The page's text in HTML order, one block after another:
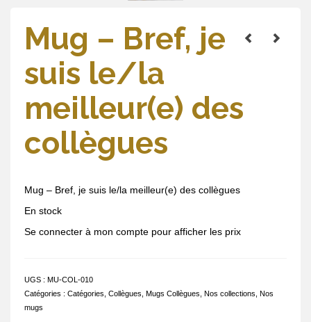
Mug – Bref, je
suis le/la
meilleur(e) des
collègues
Mug – Bref, je suis le/la meilleur(e) des collègues
En stock
Se connecter à mon compte pour afficher les prix
UGS : MU-COL-010
Catégories : Catégories Collègues Mugs Collègues Nos collections Nos
mugs